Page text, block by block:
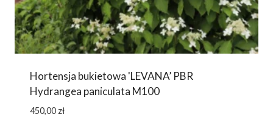
Hortensja bukietowa 'LEVANA’ PBR
Hydrangea paniculata M100
450,00 zł